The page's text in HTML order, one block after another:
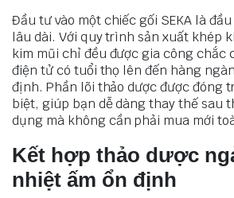
Đầu tư vào một chiếc gối SEKA là
lâu dài. Với quy trình sản xuất khép
kim mũi chỉ đều được gia công chắc
điện tử có tuổi thọ lên đến hàng
định. Phần lõi thảo dược được đóng
biệt, giúp bạn dễ dàng thay thế sau
dụng mà không cần phải mua mới
Kết hợp thảo dược
nhiệt ấm ổn định